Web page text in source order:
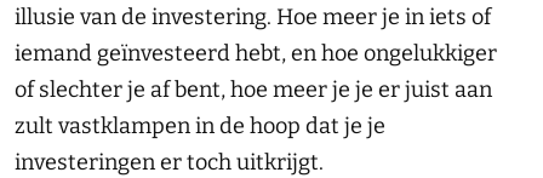
illusie van de investering. Hoe meer je in iets of
iemand geïnvesteerd hebt, en hoe ongelukkiger
of slechter je af bent, hoe meer je je er juist aan
zult vastklampen in de hoop dat je je
investeringen er toch uitkrijgt.